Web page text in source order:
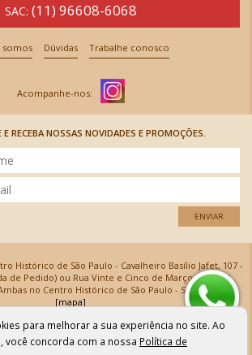
SAC: (11) 96608-6068
somos Dúvidas Trabalhe conosco
E RECEBA NOSSAS NOVIDADES E PROMOÇÕES.
ENVIAR
Histórico de São Paulo - Cavalheiro Basílio Jafet, 107 -
de Pedido) ou Rua Vinte e Cinco de Março, 576 - SP,
no Centro Histórico de São Paulo - SP
[mapa]
Santa Cecília Ltda | CNPJ: 61.069.639/0001-18
apresentadas na loja virtual não valem para nossa loja física e
aviso prévio. Vendas com cartão de crédito sujeitas a análise e
confirmação de dados.
para melhorar a sua experiência no site. Ao
você concorda com a nossa Política de